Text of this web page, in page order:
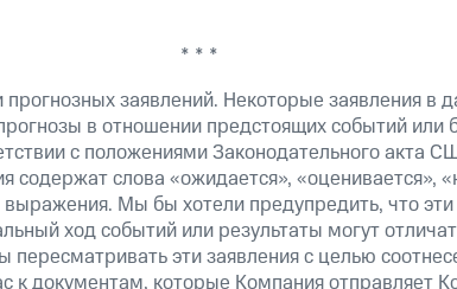
* * *
заявлений. Некоторые заявления в
в отношении предстоящих событий или
с положениями Законодательного акта
содержат слова «ожидается», «оценивается»,
Мы бы хотели предупредить, что эти
ход событий или результаты могут
эти заявления с целью
к документам, которые Компания отправляет